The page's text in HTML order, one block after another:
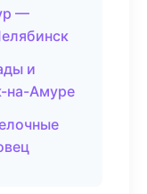
—
и
на-Амуре